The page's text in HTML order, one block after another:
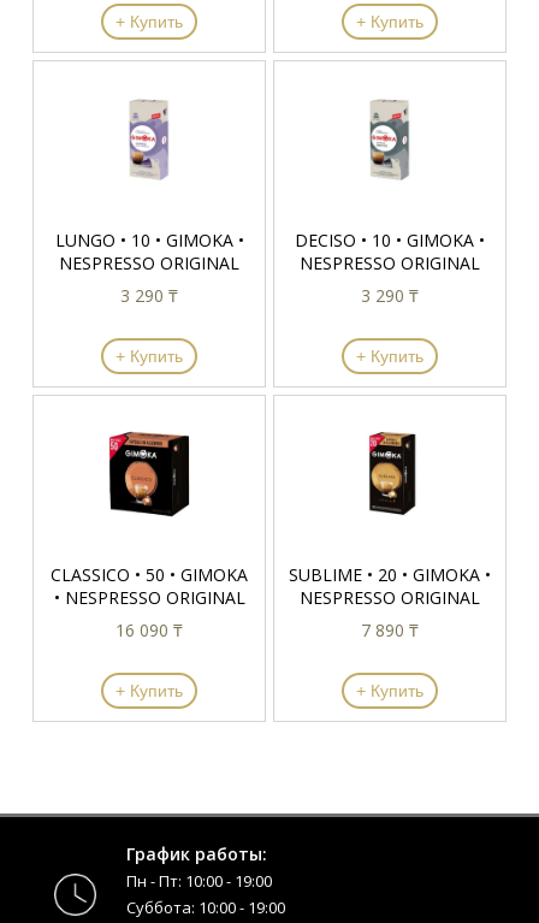
+ Купить + Купить
LUNGO • 10 • GIMOKA •
NESPRESSO ORIGINAL
3 290 ₸
+ Купить
DECISO • 10 • GIMOKA •
NESPRESSO ORIGINAL
3 290 ₸
+ Купить
CLASSICO • 50 • GIMOKA
• NESPRESSO ORIGINAL
16 090 ₸
+ Купить
SUBLIME • 20 • GIMOKA •
NESPRESSO ORIGINAL
7 890 ₸
+ Купить
График работы:
Пн - Пт: 10:00 - 19:00
Суббота: 10:00 - 19:00